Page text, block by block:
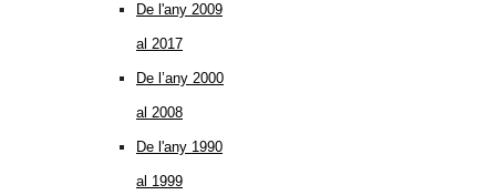
De l'any 2009
al 2017
De l’any 2000
al 2008
De l'any 1990
al 1999